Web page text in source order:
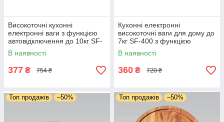
Високоточні кухонні
електронні ваги з функцією
автовідключення до 10кг SF-
400 для дому
В наявності
377 ₴ 754 ₴
Кухонні електронні
високоточні ваги для дому до
7кг SF-400 з функцією
автовідключення
В наявності
360 ₴ 720 ₴
Топ продажів –50% Топ продажів –50%